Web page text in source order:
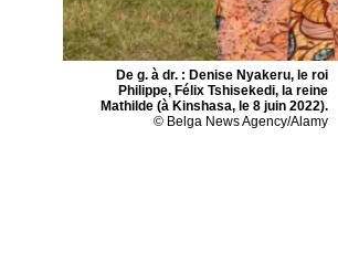
De g. à dr. : Denise Nyakeru, le roi
Philippe, Félix Tshisekedi, la reine
Mathilde (à Kinshasa, le 8 juin 2022).
© Belga News Agency/Alamy